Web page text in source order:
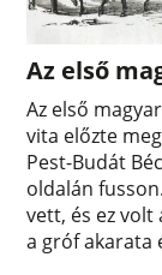
Az első
Az első
vita előzte
Pest-Budát
oldalán
vett, és ez volt
a gróf akarata